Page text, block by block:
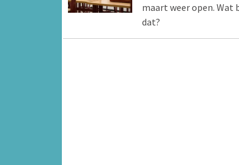
maart weer open. Wat
dat?